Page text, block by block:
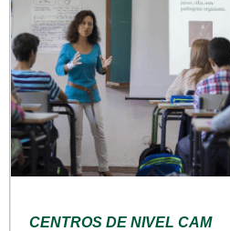
CENTROS DE NIVEL CAM